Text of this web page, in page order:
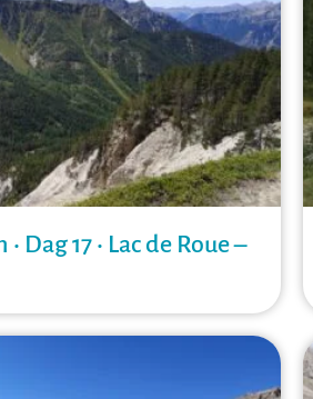
Dag 17 • Lac de Roue –